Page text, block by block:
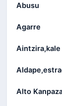
Abusu
Agarre
Aintzira,kale
Alto